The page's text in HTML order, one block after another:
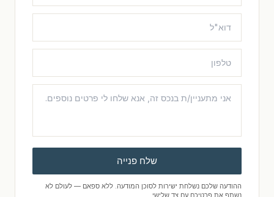
שלח פנייה
ההודעה שלכם נשלחת ישירות לסוכן המודעה. ללא ספאם — לעולם לא
נשתף את פרטיכם עם צד שלישי.